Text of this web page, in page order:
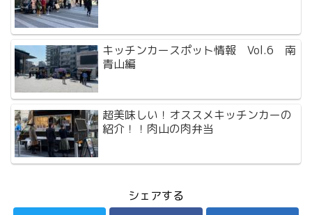
キッチンカースポット情報 Vol.6 南
青山編
超美味しい！オススメキッチンカーの
紹介！！肉山の肉弁当
シェアする